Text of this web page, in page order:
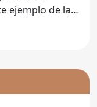
ejemplo de la